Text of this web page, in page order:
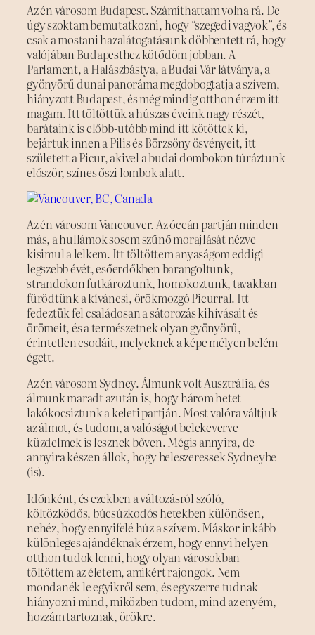
Az én városom Budapest. Számíthattam volna rá. De
úgy szoktam bemutatkozni, hogy “szegedi vagyok”, és
csak a mostani hazalátogatásunk döbbentett rá, hogy
valójában Budapesthez kötődöm jobban. A
Parlament, a Halászbástya, a Budai Vár látványa, a
gyönyörű dunai panoráma megdobogtatja a szívem,
hiányzott Budapest, és még mindig otthon érzem itt
magam. Itt töltöttük a húszas éveink nagy részét,
barátaink is előbb-utóbb mind itt kötöttek ki,
bejártuk innen a Pilis és Börzsöny ösvényeit, itt
született a Picur, akivel a budai dombokon túráztunk
először, színes őszi lombok alatt.
Az én városom Vancouver. Az óceán partján minden
más, a hullámok sosem szűnő morajlását nézve
kisimul a lelkem. Itt töltöttem anyaságom eddigi
legszebb évét, esőerdőkben barangoltunk,
strandokon futkároztunk, homokoztunk, tavakban
fürödtünk a kíváncsi, örökmozgó Picurral. Itt
fedeztük fel családosan a sátorozás kihívásait és
örömeit, és a természetnek olyan gyönyörű,
érintetlen csodáit, melyeknek a képe mélyen belém
égett.
Az én városom Sydney. Álmunk volt Ausztrália, és
álmunk maradt azután is, hogy három hetet
lakókocsiztunk a keleti partján. Most valóra váltjuk
az álmot, és tudom, a valóságot belekeverve
küzdelmek is lesznek bőven. Mégis annyira, de
annyira készen állok, hogy beleszeressek Sydneybe
(is).
Időnként, és ezekben a változásról szóló,
költözködős, búcsúzkodós hetekben különösen,
nehéz, hogy ennyifelé húz a szívem. Máskor inkább
különleges ajándéknak érzem, hogy ennyi helyen
otthon tudok lenni, hogy olyan városokban
töltöttem az életem, amikért rajongok. Nem
mondanék le egyikről sem, és egyszerre tudnak
hiányozni mind, miközben tudom, mind az enyém,
hozzám tartoznak, örökre.